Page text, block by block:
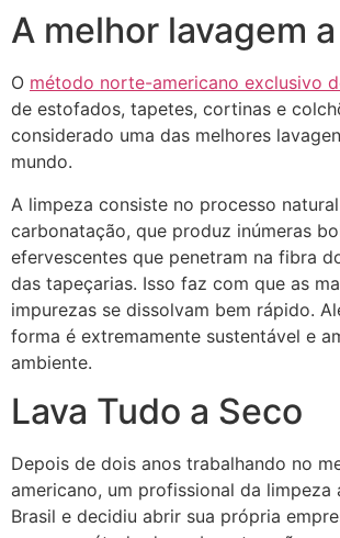
A melhor lavagem
O método norte-americano exclusivo
de estofados, tapetes, cortinas e
considerado uma das melhores
mundo.
A limpeza consiste no processo
carbonatação, que produz inúmeras
efervescentes que penetram na fibra
das tapeçarias. Isso faz com que as
impurezas se dissolvam bem rápido.
forma é extremamente sustentável e
ambiente.
Lava Tudo a Seco
Depois de dois anos trabalhando no
americano, um profissional da limpeza
Brasil e decidiu abrir sua própria